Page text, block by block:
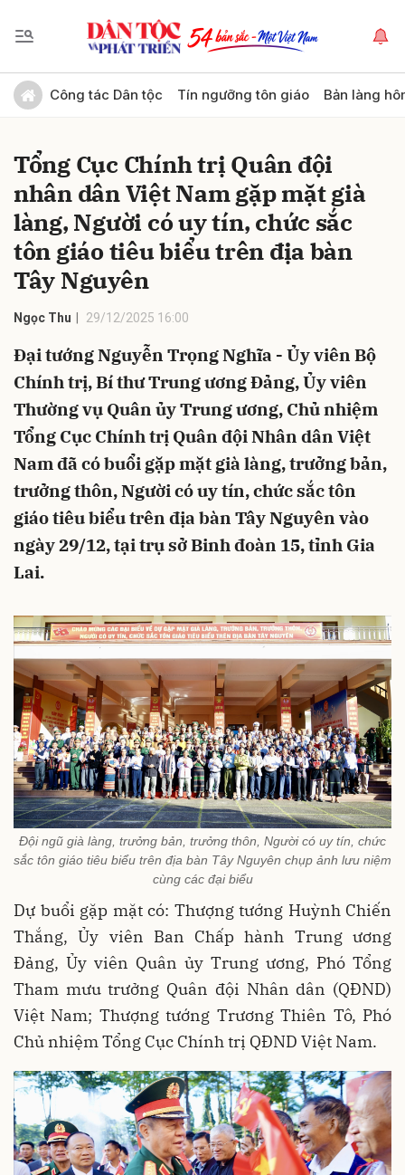
Công tác Dân tộc Tín ngưỡng tôn giáo Bản làng
Tổng Cục Chính trị Quân đội
nhân dân Việt Nam gặp mặt già
làng, Người có uy tín, chức sắc
tôn giáo tiêu biểu trên địa bàn
Tây Nguyên
Ngọc Thu 29/12/2025 16:00
Đại tướng Nguyễn Trọng Nghĩa - Ủy viên Bộ
Chính trị, Bí thư Trung ương Đảng, Ủy viên
Thường vụ Quân ủy Trung ương, Chủ nhiệm
Tổng Cục Chính trị Quân đội Nhân dân Việt
Nam đã có buổi gặp mặt già làng, trưởng bản,
trưởng thôn, Người có uy tín, chức sắc tôn
giáo tiêu biểu trên địa bàn Tây Nguyên vào
ngày 29/12, tại trụ sở Binh đoàn 15, tỉnh Gia
Lai.
Đội ngũ già làng, trưởng bản, trưởng thôn, Người có uy tín, chức
sắc tôn giáo tiêu biểu trên địa bàn Tây Nguyên chụp ảnh lưu niệm
cùng các đại biểu
Dự buổi gặp mặt có: Thượng tướng Huỳnh Chiến
Thắng, Ủy viên Ban Chấp hành Trung ương
Đảng, Ủy viên Quân ủy Trung ương, Phó Tổng
Tham mưu trưởng Quân đội Nhân dân (QĐND)
Việt Nam; Thượng tướng Trương Thiên Tô, Phó
Chủ nhiệm Tổng Cục Chính trị QĐND Việt Nam.
Gửi bình luận